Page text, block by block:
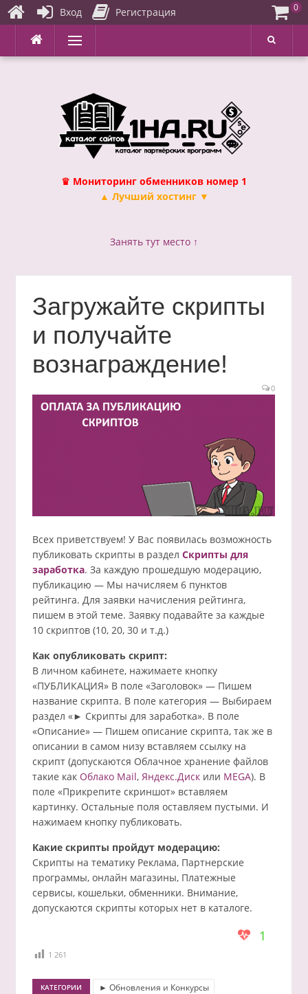
Перейти
содержимому
Меню
♛ Мониторинг обменников номер 1
▲ Лучший хостинг ▼
Занять тут место ↑
Загружайте скрипты
и получайте
вознаграждение!
0
Всех приветствуем! У Вас появилась возможность
публиковать скрипты в раздел Скрипты для
заработка. За каждую прошедшую модерацию,
публикацию — Мы начисляем 6 пунктов
рейтинга. Для заявки начисления рейтинга,
пишем в этой теме. Заявку подавайте за каждые
10 скриптов (10, 20, 30 и т.д.)
Как опубликовать скрипт:
В личном кабинете, нажимаете кнопку
«ПУБЛИКАЦИЯ» В поле «Заголовок» — Пишем
название скрипта. В поле категория — Выбираем
раздел «► Скрипты для заработка». В поле
«Описание» — Пишем описание скрипта, так же в
описании в самом низу вставляем ссылку на
скрипт (допускаются Облачное хранение файлов
такие как Облако Mail, Яндекс.Дискили MEGA). В
поле «Прикрепите скриншот» вставляем
картинку. Остальные поля оставляем пустыми. И
нажимаем кнопку публиковать.
Какие скрипты пройдут модерацию:
Скрипты на тематику Реклама, Партнерские
программы, онлайн магазины, Платежные
сервисы, кошельки, обменники. Внимание,
допускаются скрипты которых нет в каталоге.
1
1 261
КАТЕГОРИИ ► Обновления и Конкурсы
Вход Регистрация 0